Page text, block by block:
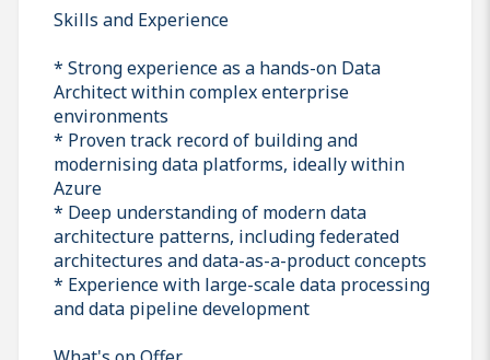
Skills and Experience
* Strong experience as a hands-on Data
Architect within complex enterprise
environments
* Proven track record of building and
modernising data platforms, ideally within
Azure
* Deep understanding of modern data
architecture patterns, including federated
architectures and data-as-a-product concepts
* Experience with large-scale data processing
and data pipeline development